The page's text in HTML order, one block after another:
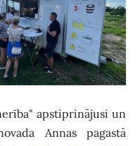
apstiprinājusi un
Annas pagastā